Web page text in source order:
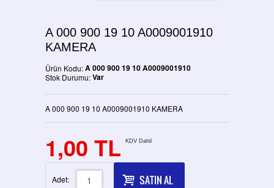
A 000 900 19 10 A0009001910
KAMERA
Ürün Kodu:A 000 900 19 10 A0009001910
Stok Durumu:Var
A 000 900 19 10 A0009001910 KAMERA
1,00 TL KDV Dahil
Adet: SATIN AL